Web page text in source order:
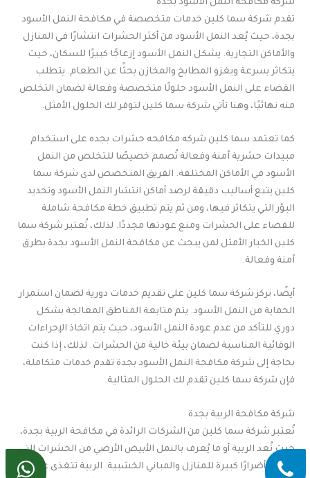
شركة مكافحة النمل الأسود بجدة
تقدم شركة سما كلين خدمات متخصصة في مكافحة النمل الأسود
بجدة، حيث يُعد النمل الأسود من أكثر الحشرات انتشارًا في المنازل
والأماكن التجارية. يشكل النمل الأسود إزعاجًا كبيرًا للسكان، حيث
يتكاثر بسرعة ويغزو المطابخ والمخازن بحثًا عن الطعام. يتطلب
القضاء على النمل الأسود حلولًا متخصصة وفعالة لضمان التخلص
منه نهائيًا، وهنا تأتي شركة سما كلين لتوفر لك الحلول الأمثل.
كما تعتمد سما كلين شركه مكافحه حشرات بجده على استخدام
مبيدات حشرية آمنة وفعالة تُصمم خصيصًا للتخلص من النمل
الأسود في الأماكن المختلفة. الفريق المتخصص لدى شركة سما
كلين يتبع أساليب دقيقة لرصد أماكن انتشار النمل الأسود وتحديد
البؤر التي يتكاثر فيها، ومن ثم يتم تطبيق خطة مكافحة شاملة
للقضاء على الحشرات ومنع عودتها مجددًا. لذلك، تُعتبر شركة سما
كلين الخيار الأمثل لمن يبحث عن مكافحة النمل الأسود بجدة بطرق
آمنة وفعالة.
أيضًا، تركز شركة سما كلين على تقديم خدمات دورية لضمان استمرار
الحماية من النمل الأسود. يتم متابعة المناطق المعالجة بشكل
دوري للتأكد من عدم عودة النمل الأسود، حيث يتم اتخاذ الإجراءات
الوقائية المناسبة لضمان بيئة خالية من الحشرات. لذلك، إذا كنت
بحاجة إلى شركة مكافحة النمل الأسود بجدة تقدم خدمات متكاملة،
فإن شركة سما كلين تقدم لك الحلول المثالية.
شركة مكافحة الربية بجدة
تُعتبر شركة سما كلين من الشركات الرائدة في مكافحة الربية بجدة،
حيث تُعد الربية أو ما يُعرف بالنمل الأبيض الأرضي من الحشرات التي
تسبب أضرارًا كبيرة للمنازل والمباني الخشبية. الربية تتغذى على